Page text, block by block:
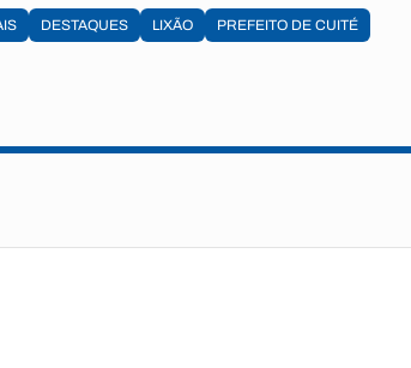
DESTAQUES LIXÃO PREFEITO DE CUITÉ